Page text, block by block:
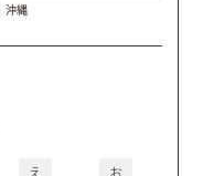
沖縄